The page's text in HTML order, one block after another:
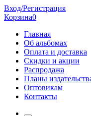
Вход/Регистрация
Корзина0
Главная
Об альбомах
Оплата и доставка
Скидки и акции
Распродажа
Планы
Оптовикам
Контакты